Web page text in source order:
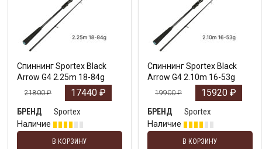
Спиннинг Sportex Black
Arrow G4 2.25m 18-84g
21800₽ 17440 ₽
БРЕНД
Sportex
Наличие
В КОРЗИНУ
Спиннинг Sportex Black
Arrow G4 2.10m 16-53g
19900₽ 15920 ₽
БРЕНД
Sportex
Наличие
В КОРЗИНУ